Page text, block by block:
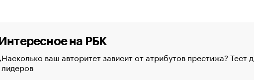
Интересное на РБК
Насколько ваш авторитет зависит от атрибутов престижа? Тест
лидеров